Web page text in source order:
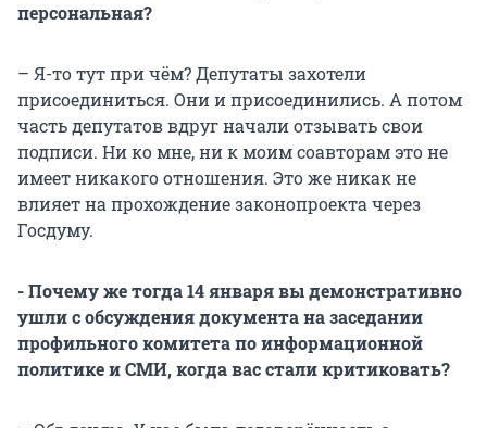
персональная?
– Я-то тут при чём? Депутаты захотели
присоединиться. Они и присоединились. А потом
часть депутатов вдруг начали отзывать свои
подписи. Ни ко мне, ни к моим соавторам это не
имеет никакого отношения. Это же никак не
влияет на прохождение законопроекта через
Госдуму.
- Почему же тогда 14 января вы демонстративно
ушли с обсуждения документа на заседании
профильного комитета по информационной
политике и СМИ, когда вас стали критиковать?